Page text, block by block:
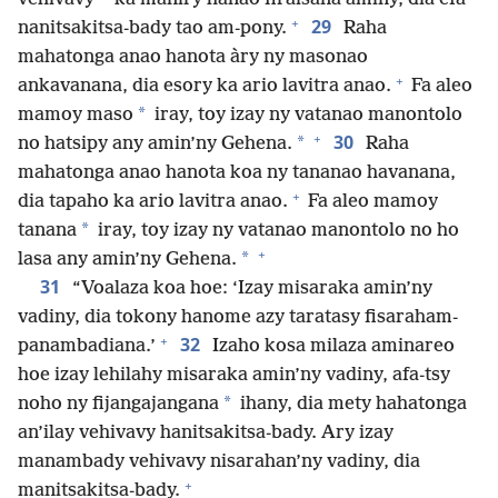
nanitsakitsa-bady tao am-pony. + 29 Raha
mahatonga anao hanota àry ny masonao
ankavanana, dia esory ka ario lavitra anao. + Fa aleo
mamoy maso * iray, toy izay ny vatanao manontolo
no hatsipy any amin’ny Gehena. * + 30 Raha
mahatonga anao hanota koa ny tananao havanana,
dia tapaho ka ario lavitra anao. + Fa aleo mamoy
tanana * iray, toy izay ny vatanao manontolo no ho
lasa any amin’ny Gehena. * +
31
“Voalaza koa hoe: ‘Izay misaraka amin’ny
vadiny, dia tokony hanome azy taratasy fisaraham-
panambadiana.’ + 32 Izaho kosa milaza aminareo
hoe izay lehilahy misaraka amin’ny vadiny, afa-tsy
noho ny fijangajangana * ihany, dia mety hahatonga
an’ilay vehivavy hanitsakitsa-bady. Ary izay
manambady vehivavy nisarahan’ny vadiny, dia
manitsakitsa-bady. +